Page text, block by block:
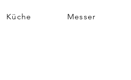
Küche Messer